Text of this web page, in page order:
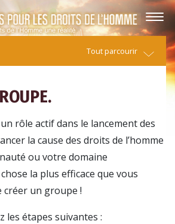
Tout parcourir
rôle actif dans le lancement des
la cause des droits de l’homme
ou votre domaine
la plus efficace que vous
créer un groupe !
les étapes suivantes :